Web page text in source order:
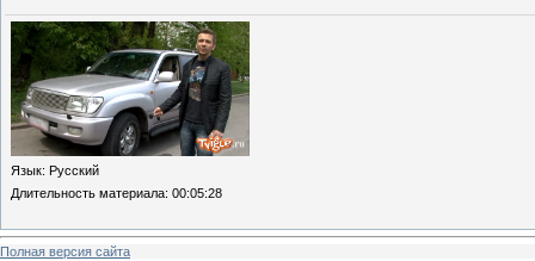
Язык: Русский
Длительность материала: 00:05:28
Полная версия сайта